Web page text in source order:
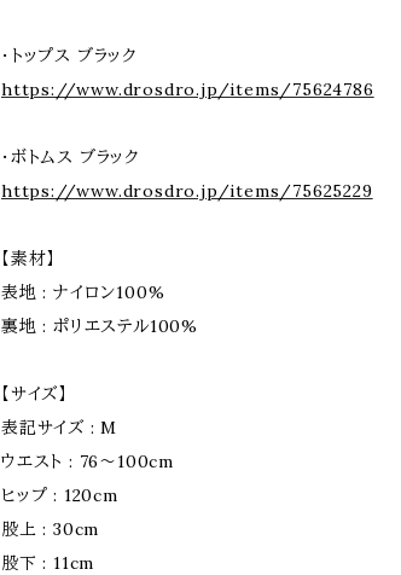
・トップス ブラック
https://www.drosdro.jp/items/75624786
・ボトムス ブラック
https://www.drosdro.jp/items/75625229
【素材】
表地 : ナイロン100%
裏地 : ポリエステル100%
【サイズ】
表記サイズ : M
ウエスト : 76〜100cm
ヒップ : 120cm
股上 : 30cm
股下 : 11cm